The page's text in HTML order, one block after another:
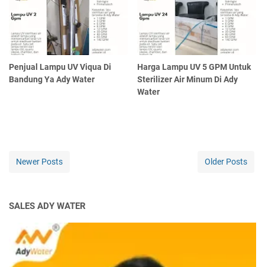
Penjual Lampu UV Viqua Di
Bandung Ya Ady Water
Harga Lampu UV 5 GPM Untuk
Sterilizer Air Minum Di Ady
Water
Newer Posts Older Posts
SALES ADY WATER